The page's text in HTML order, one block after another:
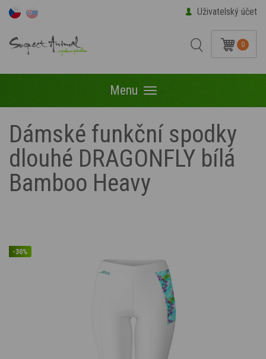
Uživatelský účet
0
Menu Menu
Dámské funkční spodky
dlouhé DRAGONFLY bílá
Bamboo Heavy
-30%